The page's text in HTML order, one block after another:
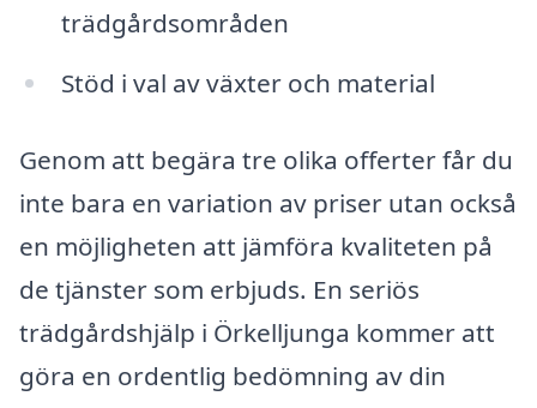
trädgårdsområden
Stöd i val av växter och material
Genom att begära tre olika offerter får du
inte bara en variation av priser utan också
en möjligheten att jämföra kvaliteten på
de tjänster som erbjuds. En seriös
trädgårdshjälp i Örkelljunga kommer att
göra en ordentlig bedömning av din